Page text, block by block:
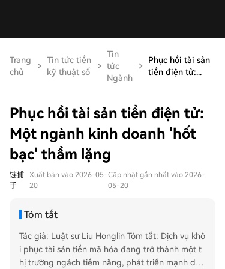
Trang
chủ
Tin tức tiền
kỹ thuật số
Tin
tức
Ngành
Phục hồi tài sản
tiền điện tử:...
Phục hồi tài sản tiền điện tử:
Một ngành kinh doanh 'hốt
bạc' thầm lặng
链捕
手
Xuất bản vào 2026-05-
20
Cập nhật gần nhất vào 2026-
05-20
Tóm tắt
Tác giả: Luật sư Liu Honglin Tóm tắt: Dịch vụ khô
i phục tài sản tiền mã hóa đang trở thành một t
hị trường ngách tiềm năng, phát triển mạnh dựa